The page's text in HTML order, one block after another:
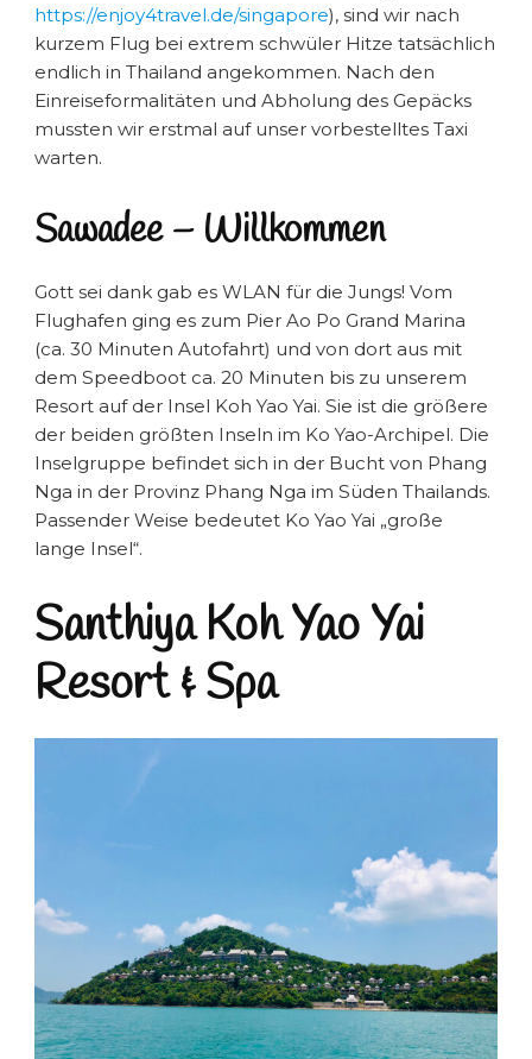
https://enjoy4travel.de/singapore), sind wir nach
kurzem Flug bei extrem schwüler Hitze tatsächlich
endlich in Thailand angekommen. Nach den
Einreiseformalitäten und Abholung des Gepäcks
mussten wir erstmal auf unser vorbestelltes Taxi
warten.
Sawadee – Willkommen
Gott sei dank gab es WLAN für die Jungs! Vom
Flughafen ging es zum Pier Ao Po Grand Marina
(ca. 30 Minuten Autofahrt) und von dort aus mit
dem Speedboot ca. 20 Minuten bis zu unserem
Resort auf der Insel Koh Yao Yai. Sie ist die größere
der beiden größten Inseln im Ko Yao-Archipel. Die
Inselgruppe befindet sich in der Bucht von Phang
Nga in der Provinz Phang Nga im Süden Thailands.
Passender Weise bedeutet Ko Yao Yai „große
lange Insel“.
Santhiya Koh Yao Yai
Resort & Spa